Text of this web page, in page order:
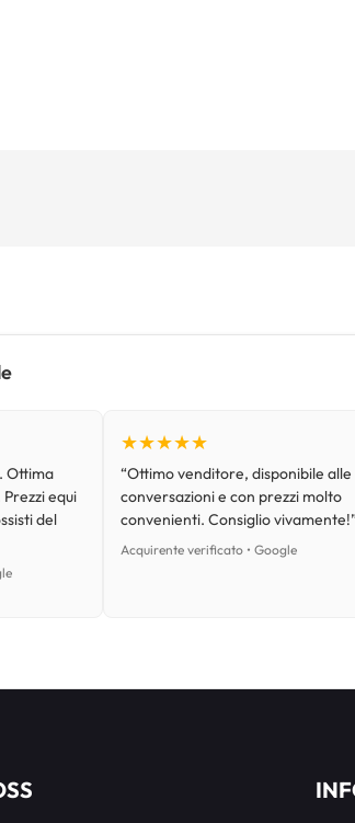
Ottima
equi
del
★★★★★
“Ottimo venditore, disponibile alle
conversazioni e con prezzi molto
convenienti. Consiglio
Acquirente verificato • Google